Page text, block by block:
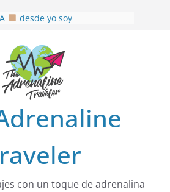
desde yo soy
DEL CACAO: Excelente
AL NATURALSHH !!
PERSPECTIVA de RÍO EL
con un toque de adrenalina